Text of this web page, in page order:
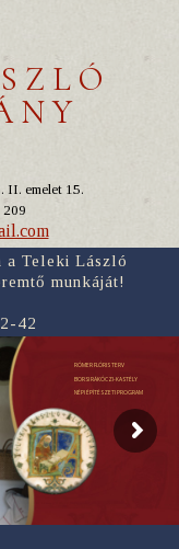
II. emelet 15.
209
a Teleki László
munkáját!
42
RÓMER FLÓRIS TERV
BORSI RÁKÓCZI-KASTÉLY
NÉPI ÉPÍTÉSZETI PROGRAM